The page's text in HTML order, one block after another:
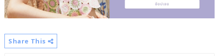
Share This